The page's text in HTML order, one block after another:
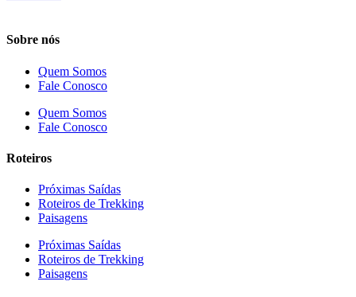
Sobre nós
Quem Somos
Fale Conosco
Quem Somos
Fale Conosco
Roteiros
Próximas Saídas
Roteiros de Trekking
Paisagens
Próximas Saídas
Roteiros de Trekking
Paisagens